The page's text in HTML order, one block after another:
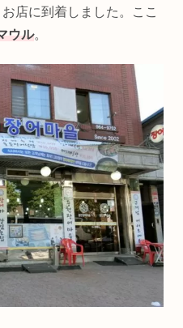
店に到着しました。ここ
ウル。